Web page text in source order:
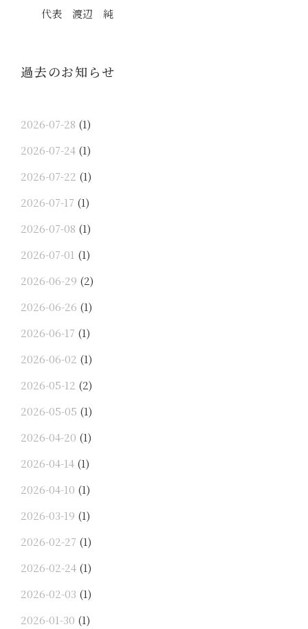
代表 渡辺 純
過去のお知らせ
2026-07-28 (1)
2026-07-24 (1)
2026-07-22 (1)
2026-07-17 (1)
2026-07-08 (1)
2026-07-01 (1)
2026-06-29 (2)
2026-06-26 (1)
2026-06-17 (1)
2026-06-02 (1)
2026-05-12 (2)
2026-05-05 (1)
2026-04-20 (1)
2026-04-14 (1)
2026-04-10 (1)
2026-03-19 (1)
2026-02-27 (1)
2026-02-24 (1)
2026-02-03 (1)
2026-01-30 (1)